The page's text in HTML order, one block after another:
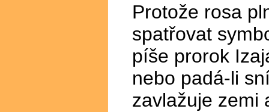
Protože rosa
spatřovat
píše prorok
nebo padá-li
zavlažuje zemi